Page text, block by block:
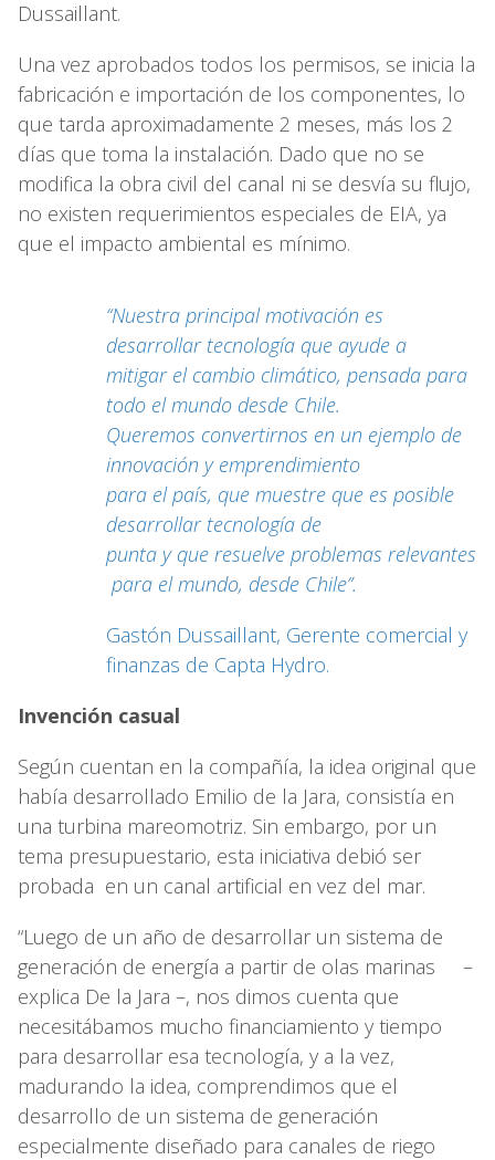
Dussaillant.
Una vez aprobados todos los permisos, se inicia la
fabricación e importación de los componentes, lo
que tarda aproximadamente 2 meses, más los 2
días que toma la instalación. Dado que no se
modifica la obra civil del canal ni se desvía su flujo,
no existen requerimientos especiales de EIA, ya
que el impacto ambiental es mínimo.
“Nuestra principal motivación es
desarrollar tecnología que ayude a
mitigar el cambio climático, pensada para
todo el mundo desde Chile.
Queremos convertirnos en un ejemplo de
innovación y emprendimiento
para el país, que muestre que es posible
desarrollar tecnología de
punta y que resuelve problemas relevantes
para el mundo, desde Chile”.
Gastón Dussaillant, Gerente comercial y
finanzas de Capta Hydro.
Invención casual
Según cuentan en la compañía, la idea original que
había desarrollado Emilio de la Jara, consistía en
una turbina mareomotriz. Sin embargo, por un
tema presupuestario, esta iniciativa debió ser
probada en un canal artificial en vez del mar.
“Luego de un año de desarrollar un sistema de
generación de energía a partir de olas marinas –
explica De la Jara –, nos dimos cuenta que
necesitábamos mucho financiamiento y tiempo
para desarrollar esa tecnología, y a la vez,
madurando la idea, comprendimos que el
desarrollo de un sistema de generación
especialmente diseñado para canales de riego